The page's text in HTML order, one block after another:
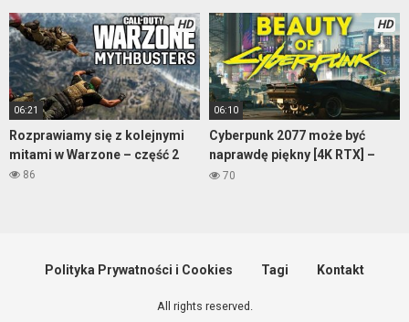
HD
06:21
Rozprawiamy się z kolejnymi
mitami w Warzone – część 2
86
HD
06:10
Cyberpunk 2077 może być
naprawdę piękny [4K RTX] –
część 1
70
Polityka Prywatności i Cookies Tagi Kontakt
All rights reserved.